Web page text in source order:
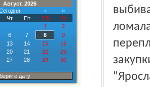
Август, 2026
›
»
Чт Пт Сб
Вс
1
2
6 7 8
9
13 14 15
16
20 21 22
23
27 28 29
30
дату